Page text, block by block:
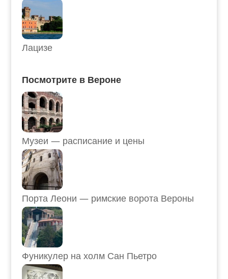
Лацизе
Посмотрите в Вероне
Музеи — расписание и цены
Порта Леони — римские ворота Вероны
Фуникулер на холм Сан Пьетро